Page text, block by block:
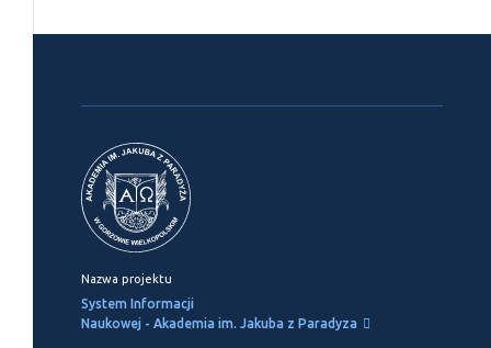
Nazwa projektu
System Informacji
Naukowej - Akademia im. Jakuba z Paradyza